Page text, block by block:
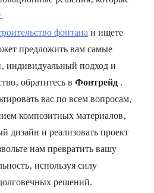
фонтана и ищете
предложить вам самые
индивидуальный подход и
обратитесь вФонтрейд .
вас по всем вопросам‚
композитных материалов‚
дизайн и реализовать проект
нам превратить вашу
используя силу
решений.